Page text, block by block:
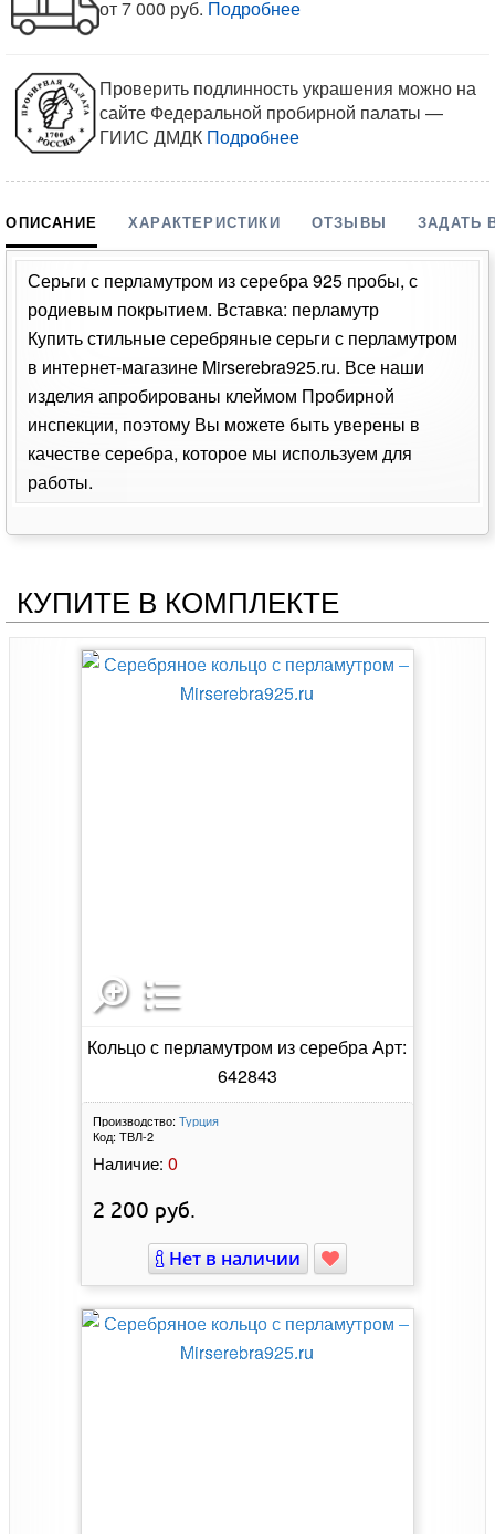
от 7 000 руб. Подробнее
Проверить подлинность украшения можно на
сайте Федеральной пробирной палаты —
ГИИС ДМДК Подробнее
ОПИСАНИЕ ХАРАКТЕРИСТИКИ ОТЗЫВЫ ЗАДАТЬ
Серьги с перламутром из серебра 925 пробы, с
родиевым покрытием. Вставка: перламутр
Купить стильные серебряные серьги с перламутром
в интернет-магазине Mirserebra925.ru. Все наши
изделия апробированы клеймом Пробирной
инспекции, поэтому Вы можете быть уверены в
качестве серебра, которое мы используем для
работы.
КУПИТЕ В КОМПЛЕКТЕ
Кольцо с перламутром из серебра Арт:
642843
Производство: Турция
Код: ТВЛ-2
Наличие: 0
2 200 руб.
Нет в наличии